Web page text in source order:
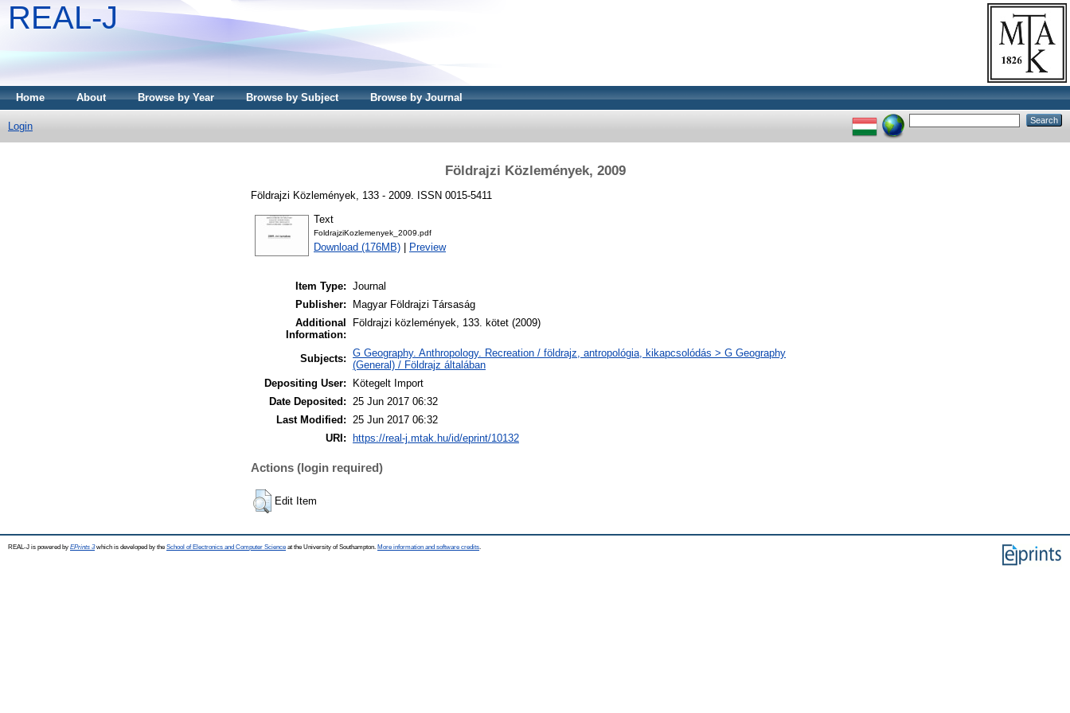
REAL-J
Home About Browse by Year Browse by Subject Browse by Journal
Login
Földrajzi Közlemények, 2009
Földrajzi Közlemények, 133 - 2009. ISSN 0015-5411
Text
FoldrajziKozlemenyek_2009.pdf
Download (176MB) Preview
Item Type: Journal
Publisher:
Magyar Földrajzi Társaság
Additional
Information:
Földrajzi közlemények, 133. kötet (2009)
Subjects: G Geography. Anthropology. Recreation / földrajz, antropológia, kikapcsolódás > G Geography
(General) / Földrajz általában
Depositing User:
Kötegelt Import
Date Deposited: 25 Jun 2017 06:32
Last Modified: 25 Jun 2017 06:32
URI:
https://real-j.mtak.hu/id/eprint/10132
Actions (login required)
Edit Item
REAL-J is powered by EPrints 3which is developed by the School of Electronics and Computer Science at the University of Southampton. More information and software credits